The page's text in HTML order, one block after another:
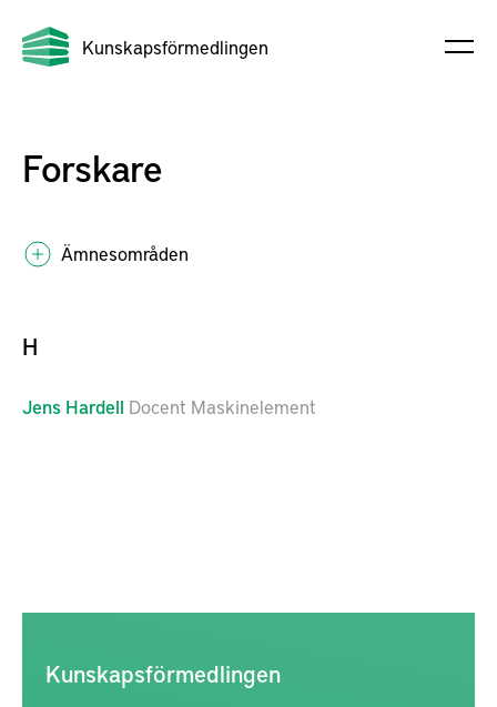
Kunskapsförmedlingen
Forskare
Ämnesområden
H
Jens Hardell Docent Maskinelement
Kunskapsförmedlingen